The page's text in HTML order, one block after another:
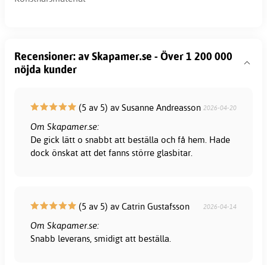
Recensioner: av Skapamer.se - Över 1 200 000
nöjda kunder
(5 av 5) av Susanne Andreasson 2026-04-20
Om Skapamer.se:
De gick lätt o snabbt att beställa och få hem. Hade
dock önskat att det fanns större glasbitar.
(5 av 5) av Catrin Gustafsson 2026-04-14
Om Skapamer.se:
Snabb leverans, smidigt att beställa.